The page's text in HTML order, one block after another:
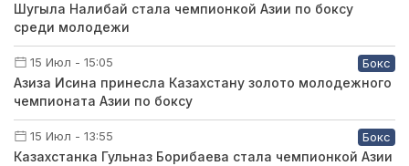
Шугыла Налибай стала чемпионкой Азии по боксу
среди молодежи
15 Июл - 15:05 Бокс
Азиза Исина принесла Казахстану золото молодежного
чемпионата Азии по боксу
15 Июл - 13:55 Бокс
Казахстанка Гульназ Борибаева стала чемпионкой Азии